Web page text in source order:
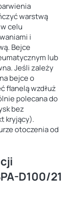
warstwą
celu
i
Bejce
lub
Jeśli zależy
bejce o
flanelą wzdłuż
polecana do
bez
kryjący).
otoczenia od
D100/21